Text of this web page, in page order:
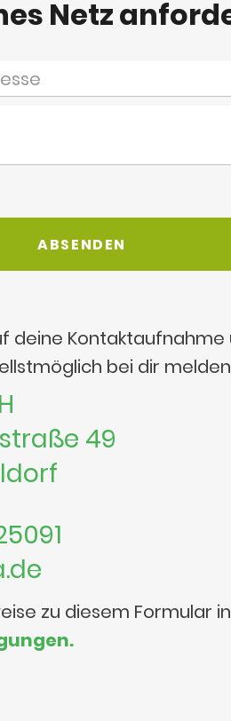
Netz
deine Kontaktaufnahme
bei dir
49
zu diesem Formular